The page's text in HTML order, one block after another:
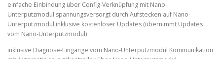
einfache Einbindung über Config‑Verknüpfung mit Nano-
Unterputzmodul spannungsversorgt durch Aufstecken auf Nano-
Unterputzmodul inklusive kostenloser Updates (übernimmt Updates
vom Nano-Unterputzmodul)
inklusive Diagnose-Eingänge vom Nano‑Unterputzmodul Kommunikation